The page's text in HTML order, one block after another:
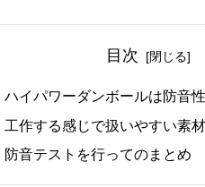
目次
ハイパワーダンボールは防音
工作する感じで扱いやすい素材
防音テストを行ってのまとめ